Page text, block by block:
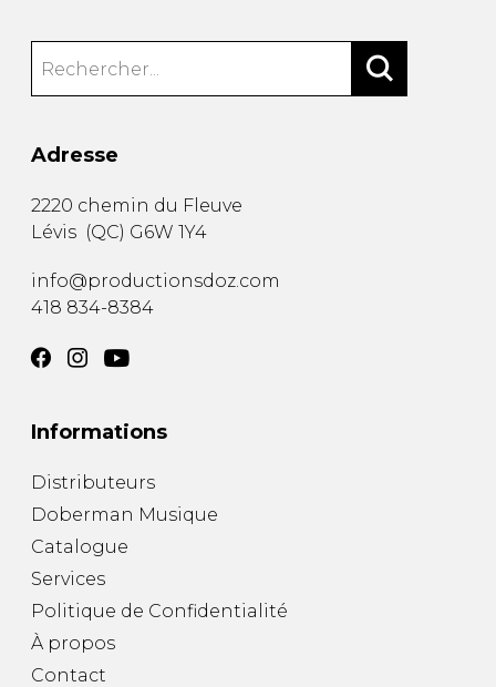
Adresse
2220 chemin du Fleuve
Lévis (QC) G6W 1Y4
info@productionsdoz.com
418 834-8384
Informations
Distributeurs
Doberman Musique
Catalogue
Services
Politique de Confidentialité
À propos
Contact